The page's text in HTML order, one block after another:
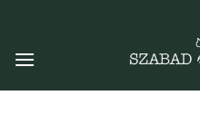
content